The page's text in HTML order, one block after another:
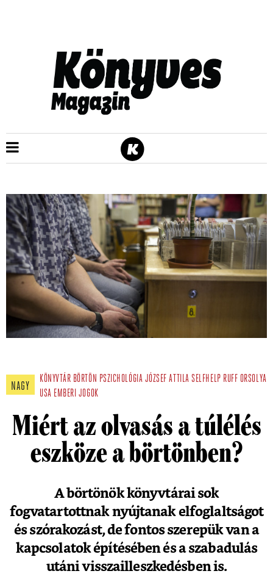
NAGY
KÖNYVTÁR BÖRTÖN PSZICHOLÓGIA JÓZSEF ATTILA SELFHELP RUFF ORSOLYA
USA EMBERI JOGOK
Miért az olvasás a túlélés
eszköze a börtönben?
A börtönök könyvtárai sok
fogvatartottnak nyújtanak elfoglaltságot
és szórakozást, de fontos szerepük van a
kapcsolatok építésében és a szabadulás
utáni visszailleszkedésben is.